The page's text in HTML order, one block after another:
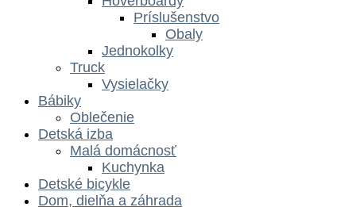
Príslušenstvo
Obaly
Jednokolky
Truck
Vysielačky
Bábiky
Oblečenie
Detská izba
Malá domácnosť
Kuchynka
Detské bicykle
Dom, dielňa a záhrada